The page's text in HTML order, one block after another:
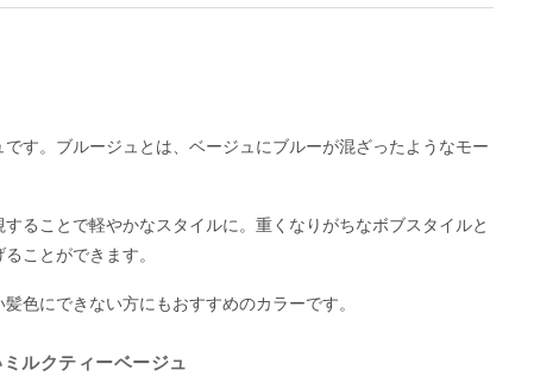
す。ブルージュとは、ベージュにブルーが混ざったようなモー
ることで軽やかなスタイルに。重くなりがちなボブスタイルと
ことができます。
色にできない方にもおすすめのカラーです。
ルクティーベージュ